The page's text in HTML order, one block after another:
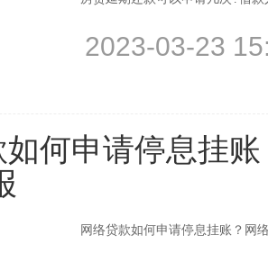
2023-03-23
如何申请停息挂
网络贷款如何申请停息挂账？网